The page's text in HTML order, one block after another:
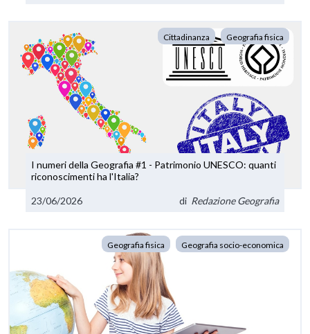
Cittadinanza Geografia fisica
I numeri della Geografia #1 - Patrimonio UNESCO: quanti
riconoscimenti ha l'Italia?
23/06/2026 di Redazione Geografia
Geografia fisica Geografia socio-economica